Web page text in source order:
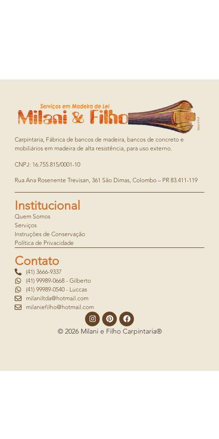
Carpintaria, Fábrica de bancos de madeira, bancos de concreto e
mobiliários em madeira de alta resistência, para uso externo.
CNPJ: 16.755.815/0001-10
Rua Ana Rosenente Trevisan, 361 São Dimas, Colombo – PR 83.411-119
Institucional
Quem Somos
Serviços
Instruções de Conservação
Política de Privacidade
Contato
(41) 3666-9337
(41) 99989-0668 - Gilberto
(41) 99989-0540 - Luccas
milaniltda@hotmail.com
milaniefilho@hotmail.com
© 2026 Milani e Filho Carpintaria®